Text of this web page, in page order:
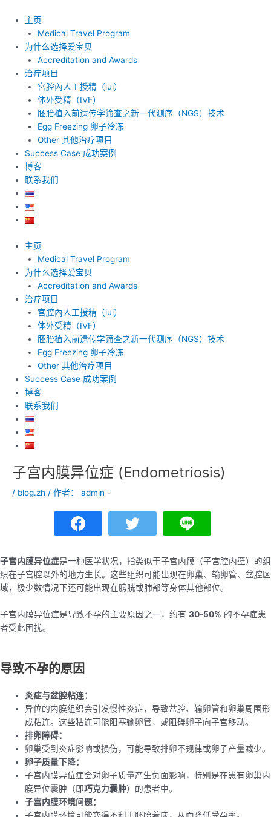
主页
Medical Travel Program
为什么选择爱宝贝
Accreditation and Awards
治疗项目
宮腔內人工授精（iui）
体外受精（IVF）
胚胎植入前遗传学筛查之新一代测序（NGS）技术
Egg Freezing 卵子冷冻
Other 其他治疗项目
Success Case 成功案例
博客
联系我们
主页
Medical Travel Program
为什么选择爱宝贝
Accreditation and Awards
治疗项目
宮腔內人工授精（iui）
体外受精（IVF）
胚胎植入前遗传学筛查之新一代测序（NGS）技术
Egg Freezing 卵子冷冻
Other 其他治疗项目
Success Case 成功案例
博客
联系我们
子宫内膜异位症 (Endometriosis)
/ blog.zh / 作者： admin -
子宫内膜异位症是一种医学状况，指类似于子宫内膜（子宫腔内壁）的组
织在子宫腔以外的地方生长。这些组织可能出现在卵巢、输卵管、盆腔区
域，极少数情况下还可能出现在膀胱或肺部等身体其他部位。
子宫内膜异位症是导致不孕的主要原因之一，约有 30-50% 的不孕症患
者受此困扰。
导致不孕的原因
炎症与盆腔粘连：
异位的内膜组织会引发慢性炎症，导致盆腔、输卵管和卵巢周围形
成粘连。这些粘连可能阻塞输卵管，或阻碍卵子向子宫移动。
排卵障碍：
卵巢受到炎症影响或损伤，可能导致排卵不规律或卵子产量减少。
卵子质量下降：
子宫内膜异位症会对卵子质量产生负面影响，特别是在患有卵巢内
膜异位囊肿（即巧克力囊肿）的患者中。
子宫内膜环境问题：
子宫内膜环境可能变得不利于胚胎着床，从而降低受孕率。
Post